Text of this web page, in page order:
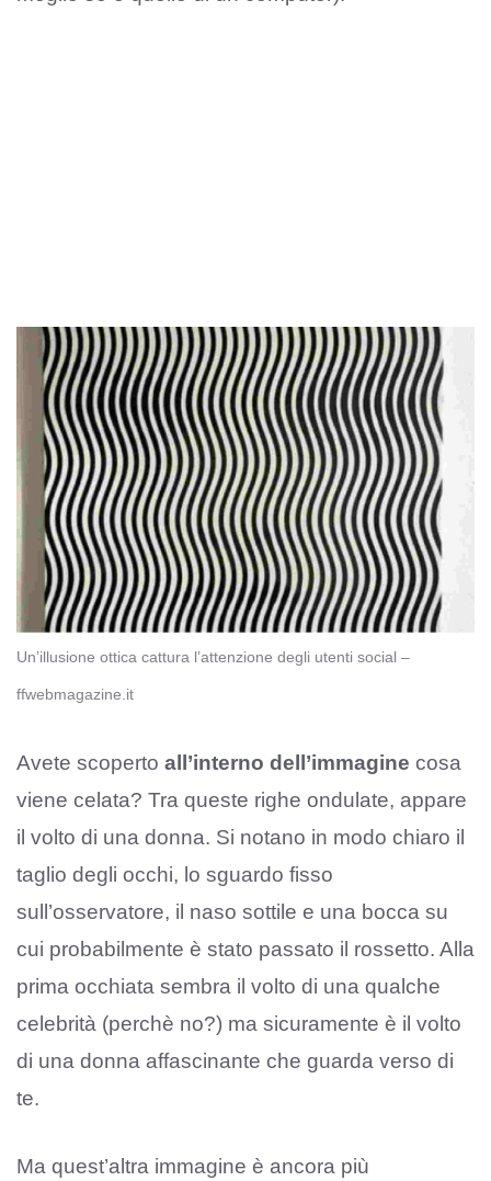
Un’illusione ottica cattura l’attenzione degli utenti social –
ffwebmagazine.it
Avete scoperto all’interno dell’immagine cosa
viene celata? Tra queste righe ondulate, appare
il volto di una donna. Si notano in modo chiaro il
taglio degli occhi, lo sguardo fisso
sull’osservatore, il naso sottile e una bocca su
cui probabilmente è stato passato il rossetto. Alla
prima occhiata sembra il volto di una qualche
celebrità (perchè no?) ma sicuramente è il volto
di una donna affascinante che guarda verso di
te.
Ma quest’altra immagine è ancora più